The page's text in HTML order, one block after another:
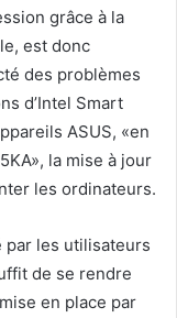
grâce à la
est donc
des problèmes
d’Intel Smart
ASUS, «en
la mise à jour
les ordinateurs.
par les utilisateurs
de se rendre
mise en place par